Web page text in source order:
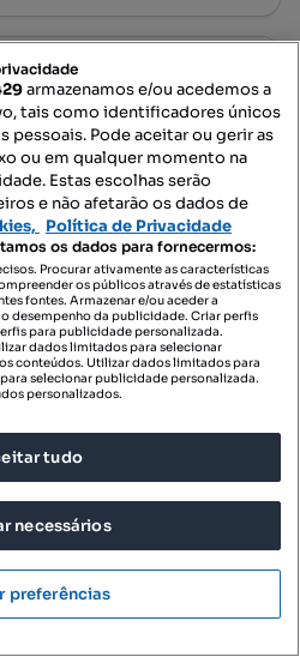
m²
armazenamos e/ou acedemos a
tais como identificadores únicos
pessoais. Pode aceitar ou gerir as
ou em qualquer momento na
Estas escolhas serão
e não afetarão os dados de
Política de Privacidade
os dados para fornecermos:
Procurar ativamente as características
os públicos através de estatísticas
fontes. Armazenar e/ou aceder a
desempenho da publicidade. Criar perfis
para publicidade personalizada.
dados limitados para selecionar
conteúdos. Utilizar dados limitados para
selecionar publicidade personalizada.
personalizados.
tudo
necessários
preferências